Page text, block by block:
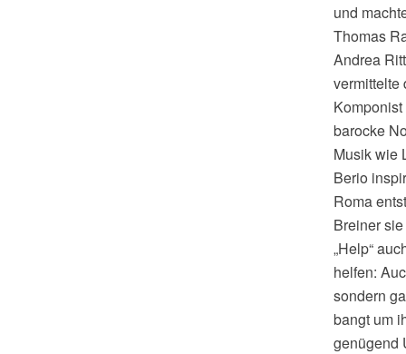
und
Thomas
Andrea
vermittelte
barocke
Musik wie
Berio
Roma
Breiner
„Help“
helfen:
sondern
bangt um
genügend